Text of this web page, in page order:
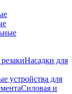
Насадки для
устройства для
Силовая и